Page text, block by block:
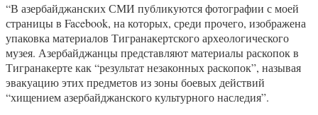
“В азербайджанских СМИ публикуются фотографии с моей
страницы в Facebook, на которых, среди прочего, изображена
упаковка материалов Тигранакертского археологического
музея. Азербайджанцы представляют материалы раскопок в
Тигранакерте как “результат незаконных раскопок”, называя
эвакуацию этих предметов из зоны боевых действий
“хищением азербайджанского культурного наследия”.